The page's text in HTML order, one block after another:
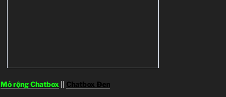
Mở rộng Chatbox Chatbox Đen